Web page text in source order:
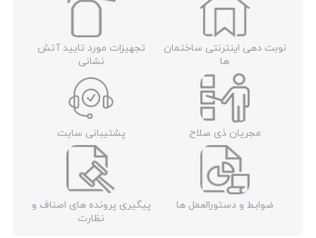
نوبت دهی اینترنتی ساختمان
ها
تجهیزات مورد تایید آتش
نشانی
مجریان ذی صلاح پشتیبانی سایت
ضوابط و دستورالعمل ها
پیگیری پرونده های اصناف و
نظارت